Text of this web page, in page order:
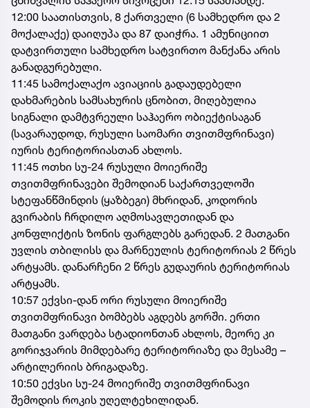
12:00 საათისთვის, 8 ქართველი (6 სამხედრო და 2
მოქალაქე) დაიღუპა და 87 დაიჭრა. 1 ამუნიციით
დატვირთული სამხედრო სატვირთო მანქანა არის
განადგურებული.
11:45 სამოქალაქო ავიაციის გადაუდებელი
დახმარების სამსახურის ცნობით, მიღებულია
სიგნალი დამტვრეული საჰაერო ობიექტისაგან
(სავარაუდოდ, რუსული საომარი თვითმფრინავი)
იურის ტერიტორიასთან ახლოს.
11:45 ოთხი სუ-24 რუსული მოიერიშე
თვითმფრინავები შემოდიან საქართველოში
სტეფანწმინდის (ყაზბეგი) მხრიდან, კოდორის
გვირაბის ჩრდილო აღმოსავლეთიდან და
კონფლიქტის ზონის ფარგლებს გარედან. 2 მათგანი
უვლის თბილისს და მარნეულის ტერიტორიას 2 წრეს
არტყამს. დანარჩენი 2 წრეს გუდაურის ტერიტორიას
არტყამს.
10:57 ექვსი-დან ორი რუსული მოიერიშე
თვითმფრინავი ბომბებს აგდებს გორში. ერთი
მათგანი ვარდება სტადიონთან ახლოს, მეორე კი
გორიჯვარის მიმდებარე ტერიტორიაზე და მესამე –
არტილერიის ბრიგადაზე.
10:50 ექვსი სუ-24 მოიერიშე თვითმფრინავი
შემოდის როკის უღელტეხილიდან.